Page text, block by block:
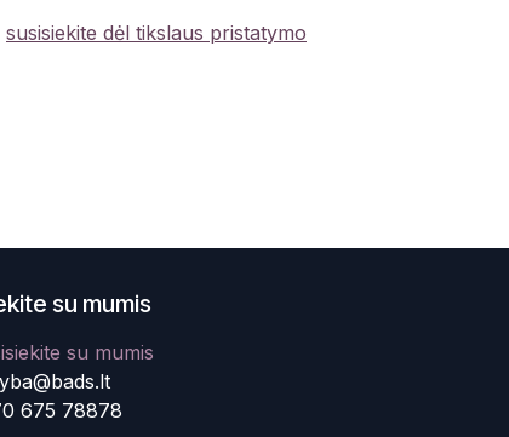
susisiekite dėl tikslaus pristatymo
su mumis
su mumis
675 78878